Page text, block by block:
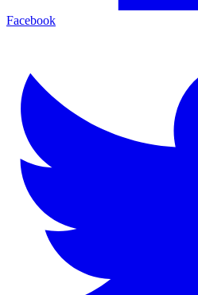
Facebook